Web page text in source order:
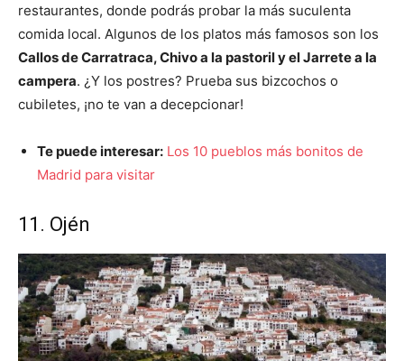
restaurantes, donde podrás probar la más suculenta
comida local. Algunos de los platos más famosos son los
Callos de Carratraca, Chivo a la pastoril y el Jarrete a la
campera. ¿Y los postres? Prueba sus bizcochos o
cubiletes, ¡no te van a decepcionar!
Te puede interesar: Los 10 pueblos más bonitos de
Madrid para visitar
11. Ojén